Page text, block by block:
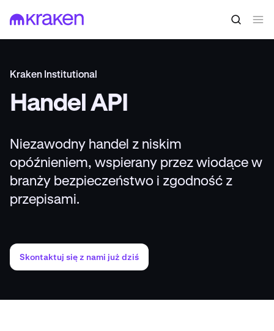
Kraken Institutional
Handel API
Niezawodny handel z niskim
opóźnieniem, wspierany przez wiodące w
branży bezpieczeństwo i zgodność z
przepisami.
Skontaktuj się z nami już dziś